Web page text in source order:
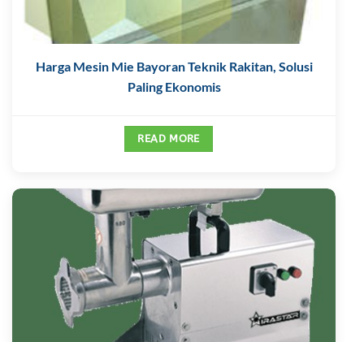
Harga Mesin Mie Bayoran Teknik Rakitan, Solusi
Paling Ekonomis
READ MORE